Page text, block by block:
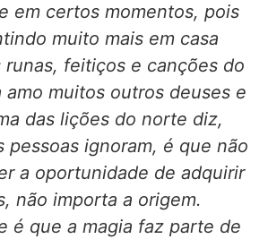
em certos momentos, pois
muito mais em casa
runas, feitiços e canções do
muitos outros deuses e
das lições do norte diz,
pessoas ignoram, é que não
a oportunidade de adquirir
não importa a origem.
é que a magia faz parte de